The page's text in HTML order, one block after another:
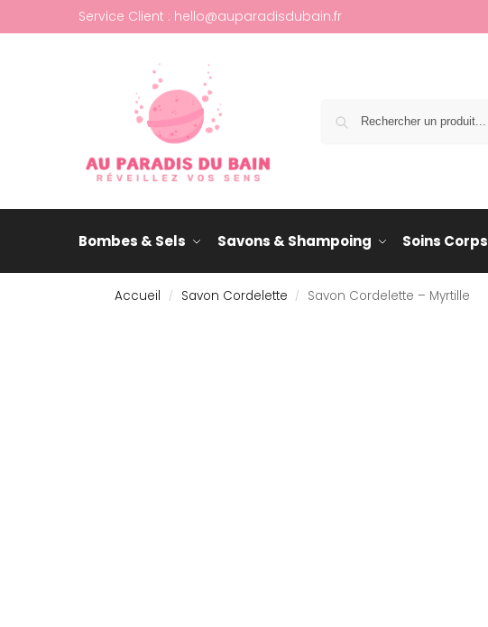
Service Client : hello@auparadisdubain.fr
Bombes & Sels Savons & Shampoing Soins Corps
Accueil / Savon Cordelette / Savon Cordelette – Myrtille